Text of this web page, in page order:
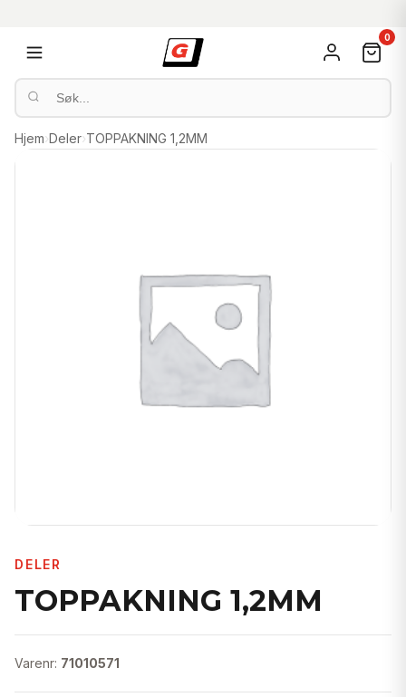
0
Hjem›Deler›TOPPAKNING 1,2MM
DELER
TOPPAKNING 1,2MM
Varenr: 71010571